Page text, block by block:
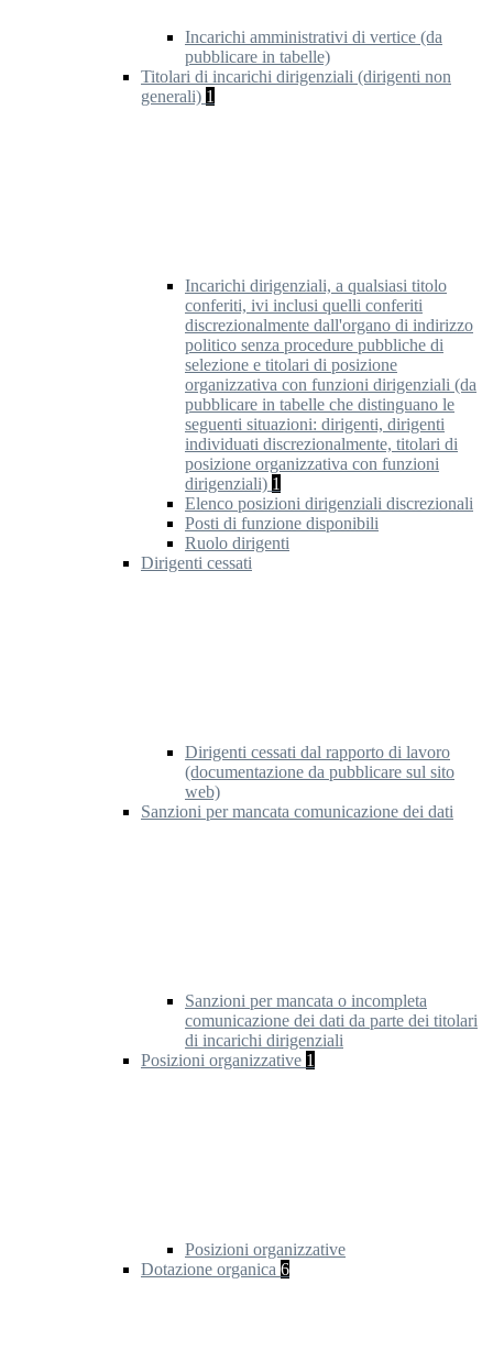
Incarichi amministrativi di vertice (da
pubblicare in tabelle)
Titolari di incarichi dirigenziali (dirigenti non
generali) 1
Incarichi dirigenziali, a qualsiasi titolo
conferiti, ivi inclusi quelli conferiti
discrezionalmente dall'organo di indirizzo
politico senza procedure pubbliche di
selezione e titolari di posizione
organizzativa con funzioni dirigenziali (da
pubblicare in tabelle che distinguano le
seguenti situazioni: dirigenti, dirigenti
individuati discrezionalmente, titolari di
posizione organizzativa con funzioni
dirigenziali) 1
Elenco posizioni dirigenziali discrezionali
Posti di funzione disponibili
Ruolo dirigenti
Dirigenti cessati
Dirigenti cessati dal rapporto di lavoro
(documentazione da pubblicare sul sito
web)
Sanzioni per mancata comunicazione dei dati
Sanzioni per mancata o incompleta
comunicazione dei dati da parte dei titolari
di incarichi dirigenziali
Posizioni organizzative 1
Posizioni organizzative
Dotazione organica 6